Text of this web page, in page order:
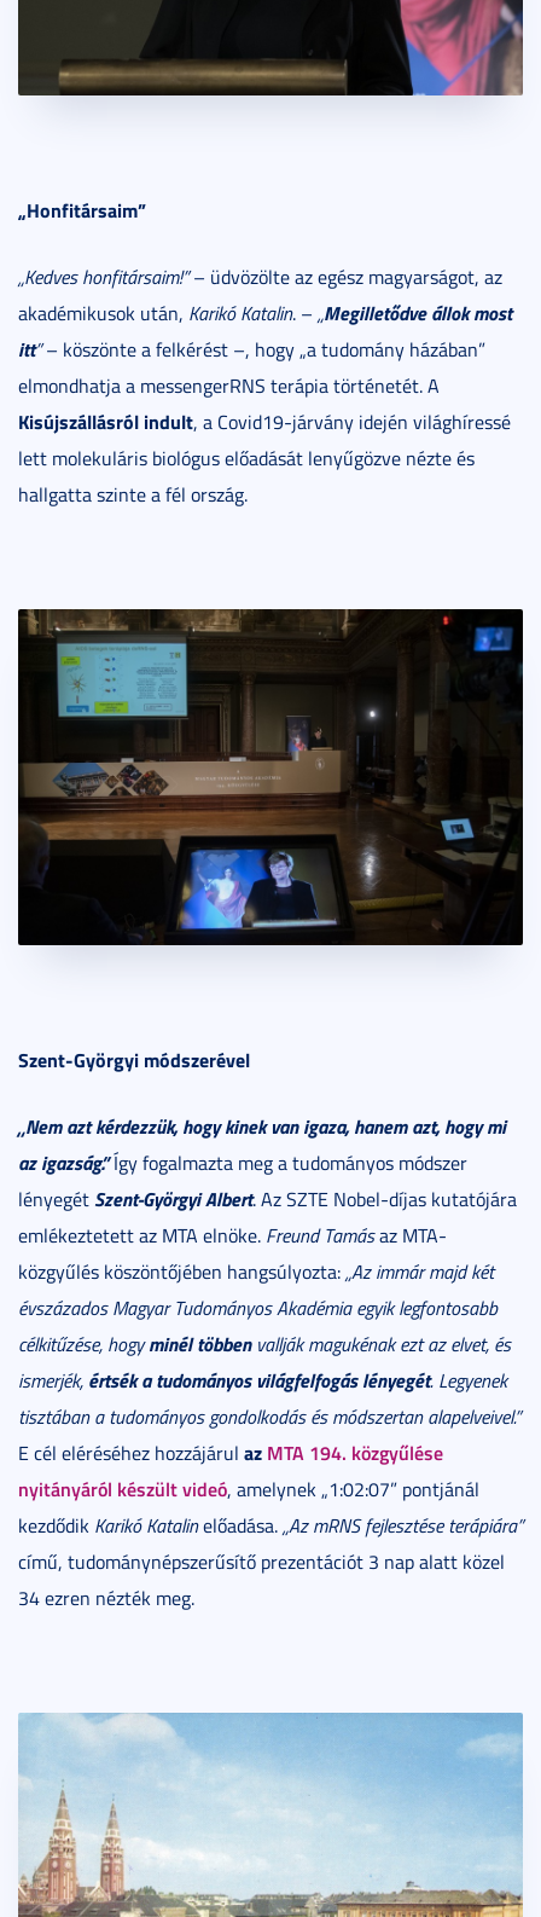
„Honfitársaim”
„Kedves honfitársaim!”– üdvözölte az egész magyarságot, az
akadémikusok után, Karikó Katalin. – „Megilletődve állok most
itt”– köszönte a felkérést –, hogy „a tudomány házában”
elmondhatja a messengerRNS terápia történetét. A
Kisújszállásról indult, a Covid19-járvány idején világhíressé
lett molekuláris biológus előadását lenyűgözve nézte és
hallgatta szinte a fél ország.
Szent-Györgyi módszerével
„Nem azt kérdezzük, hogy kinek van igaza, hanem azt, hogy mi
az igazság.”Így fogalmazta meg a tudományos módszer
lényegét Szent-Györgyi Albert. Az SZTE Nobel-díjas kutatójára
emlékeztetett az MTA elnöke. Freund Tamásaz MTA-
közgyűlés köszöntőjében hangsúlyozta:„Az immár majd két
évszázados Magyar Tudományos Akadémia egyik legfontosabb
célkitűzése, hogyminél többenvallják magukénak ezt az elvet, és
ismerjék, értsék a tudományos világfelfogás lényegét. Legyenek
tisztában a tudományos gondolkodás és módszertan alapelveivel.”
E cél eléréséhez hozzájárul az MTA 194. közgyűlése
nyitányáról készült videó, amelynek „1:02:07” pontjánál
kezdődik Karikó Katalinelőadása.„Az mRNS fejlesztése terápiára”
című, tudománynépszerűsítő prezentációt 3 nap alatt közel
34 ezren nézték meg.